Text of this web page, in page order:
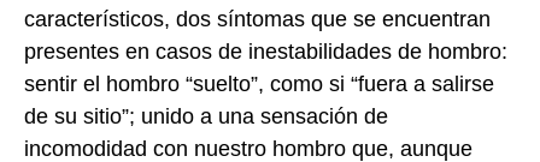
característicos, dos síntomas que se encuentran
presentes en casos de inestabilidades de hombro:
sentir el hombro “suelto”, como si “fuera a salirse
de su sitio”; unido a una sensación de
incomodidad con nuestro hombro que, aunque